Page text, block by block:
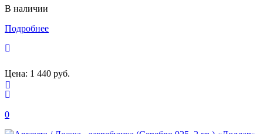
В наличии
Подробнее
Цена: 1 440 руб.
0